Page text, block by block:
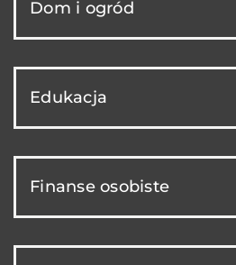
Dom i ogród
Edukacja
Finanse osobiste